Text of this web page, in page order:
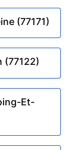
(77171)
(77122)
Et-